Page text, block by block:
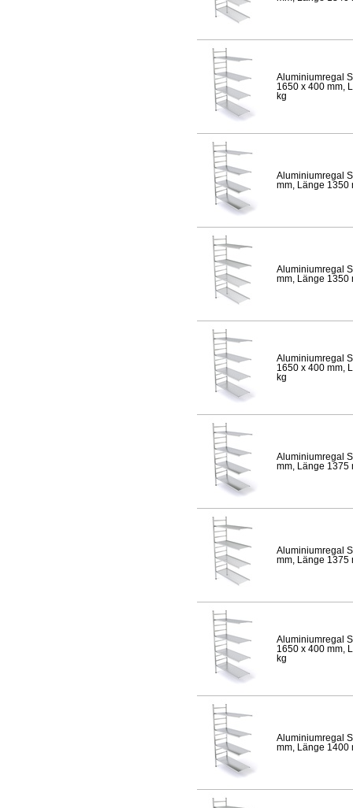
Aluminiumregal
1650 x 400 mm,
kg
Aluminiumregal
mm, Länge 1350
Aluminiumregal
mm, Länge 1350
Aluminiumregal
1650 x 400 mm,
kg
Aluminiumregal
mm, Länge 1375
Aluminiumregal
mm, Länge 1375
Aluminiumregal
1650 x 400 mm,
kg
Aluminiumregal
mm, Länge 1400